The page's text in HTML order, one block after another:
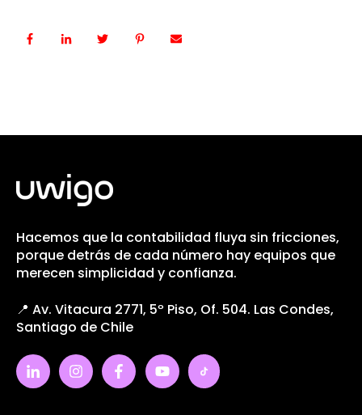
Hacemos que la contabilidad fluya sin fricciones,
porque detrás de cada número hay equipos que
merecen simplicidad y confianza.
📍 Av. Vitacura 2771, 5º Piso, Of. 504. Las Condes,
Santiago de Chile